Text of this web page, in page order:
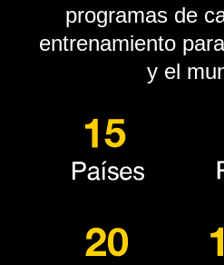
programas de
entrenamiento
y el